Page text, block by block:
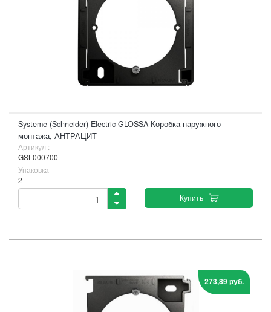
Systeme (Schneider) Electric GLOSSA Коробка наружного
монтажа, АНТРАЦИТ
Артикул :
GSL000700
Упаковка
2
Купить
273,89 руб.